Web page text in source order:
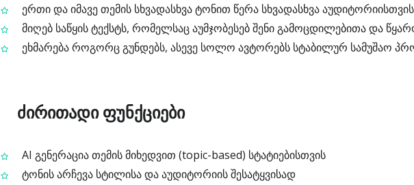
ერთი და იმავე თემის სხვადასხვა ტონით წერა სხვადასხვა აუდიტორიისთვის
მიღებ საწყის ტექსტს, რომელსაც აუმჯობესებ შენი გამოცდილებითა და
ეხმარება როგორც გუნდებს, ასევე სოლო ავტორებს სტაბილურ სამუშაო
ძირითადი ფუნქციები
AI გენერაცია თემის მიხედვით (topic-based) სტატიებისთვის
ტონის არჩევა სტილისა და აუდიტორიის შესატყვისად